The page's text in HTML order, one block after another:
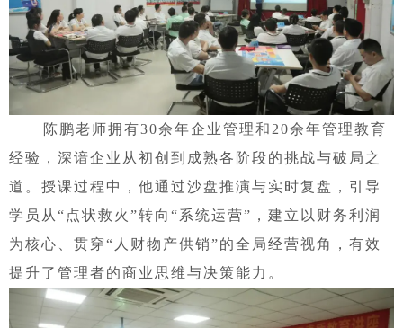
陈鹏老师拥有30余年企业管理和20余年管理教育
经验，深谙企业从初创到成熟各阶段的挑战与破局之
道。授课过程中，他通过沙盘推演与实时复盘，引导
学员从“点状救火”转向“系统运营”，建立以财务利润
为核心、贯穿“人财物产供销”的全局经营视角，有效
提升了管理者的商业思维与决策能力。